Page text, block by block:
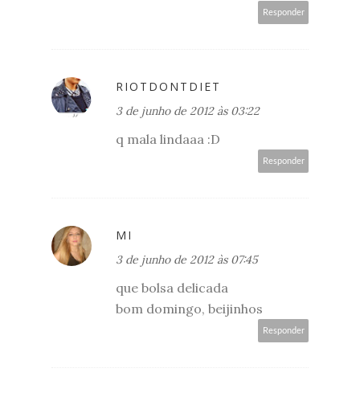
Responder
RIOTDONTDIET
3 de junho de 2012 às 03:22
q mala lindaaa :D
Responder
MI
3 de junho de 2012 às 07:45
que bolsa delicada
bom domingo, beijinhos
Responder